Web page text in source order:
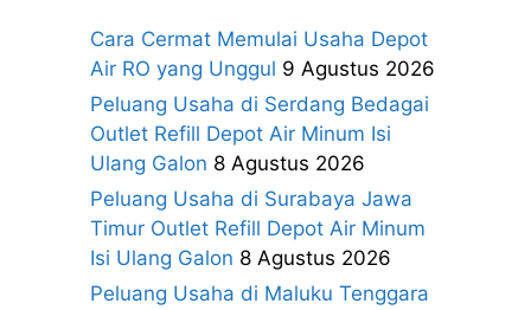
Cara Cermat Memulai Usaha Depot
Air RO yang Unggul 9 Agustus 2026
Peluang Usaha di Serdang Bedagai
Outlet Refill Depot Air Minum Isi
Ulang Galon 8 Agustus 2026
Peluang Usaha di Surabaya Jawa
Timur Outlet Refill Depot Air Minum
Isi Ulang Galon 8 Agustus 2026
Peluang Usaha di Maluku Tenggara